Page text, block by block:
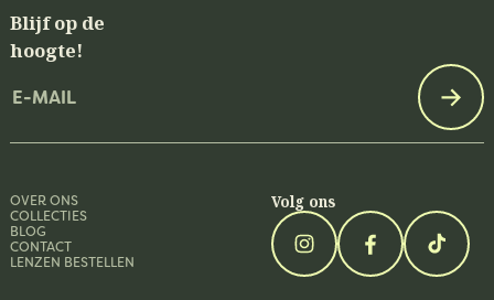
Blijf op de
hoogte!
Email
OVER ONS
COLLECTIES
BLOG
CONTACT
LENZEN BESTELLEN
Volg ons